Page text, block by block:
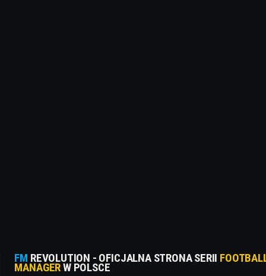
FM REVOLUTION - OFICJALNA STRONA SERII
MANAGERW POLSCE